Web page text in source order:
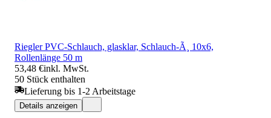
Riegler PVC-Schlauch, glasklar, Schlauch-Ã¸ 10x6,
Rollenlänge 50 m
53,48 €inkl. MwSt.
50 Stück enthalten
Lieferung bis 1-2 Arbeitstage
Details anzeigen